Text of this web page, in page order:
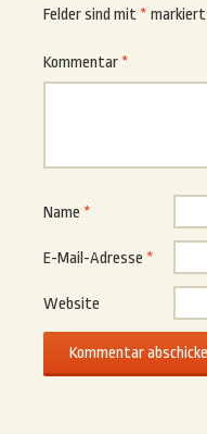
Felder sind mit * markiert
Kommentar *
Name *
E-Mail-Adresse *
Website